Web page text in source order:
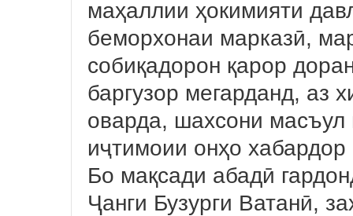
маҳаллии ҳокимияти
беморхонаи марказӣ,
собиқадорон қарор
баргузор мегарданд, аз
оварда, шахсони
иҷтимоии онҳо
Бо мақсади абадӣ
Ҷанги Бузурги Ватанӣ,